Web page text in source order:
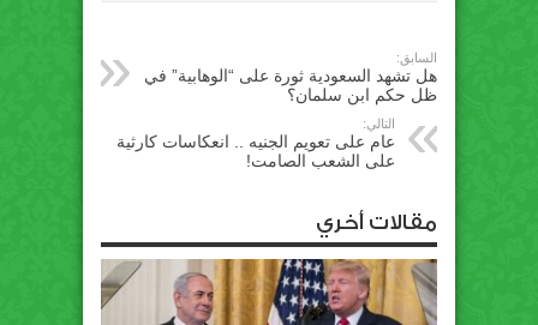
السابق:
هل تشهد السعودية ثورة على “الوهابية” في
ظل حكم ابن سلمان؟
التالي:
عام على تعويم الجنيه .. انعكاسات كارثية
على الشعب الصامت!
مقالات أخري